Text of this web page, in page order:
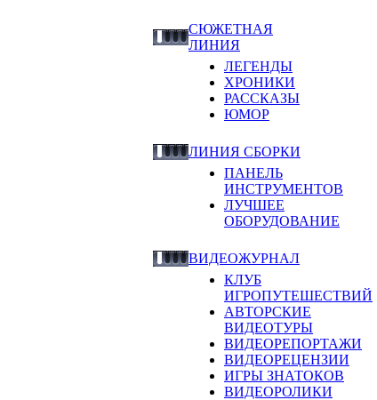
СЮЖЕТНАЯ
ЛИНИЯ
ЛЕГЕНДЫ
ХРОНИКИ
РАССКАЗЫ
ЮМОР
ЛИНИЯ СБОРКИ
ПАНЕЛЬ
ИНСТРУМЕНТОВ
ЛУЧШЕЕ
ОБОРУДОВАНИЕ
ВИДЕОЖУРНАЛ
КЛУБ
ИГРОПУТЕШЕСТВИЙ
АВТОРСКИЕ
ВИДЕОТУРЫ
ВИДЕОРЕПОРТАЖИ
ВИДЕОРЕЦЕНЗИИ
ИГРЫ ЗНАТОКОВ
ВИДЕОРОЛИКИ